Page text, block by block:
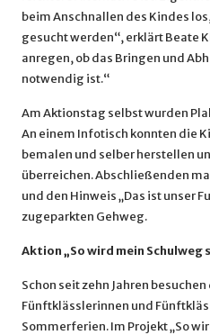
beim Anschnallen des Kindes
gesucht werden“, erklärt Beate
anregen, ob das Bringen und
notwendig ist.“
Am Aktionstag selbst wurden
An einem Infotisch konnten die
bemalen und selber herstellen
überreichen. Abschließenden
und den Hinweis „Das ist unser
zugeparkten Gehweg.
Aktion „So wird mein Schulweg
Schon seit zehn Jahren
Fünftklässlerinnen und
Sommerferien. Im Projekt „So